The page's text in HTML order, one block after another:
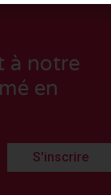
à notre
en
S'inscrire